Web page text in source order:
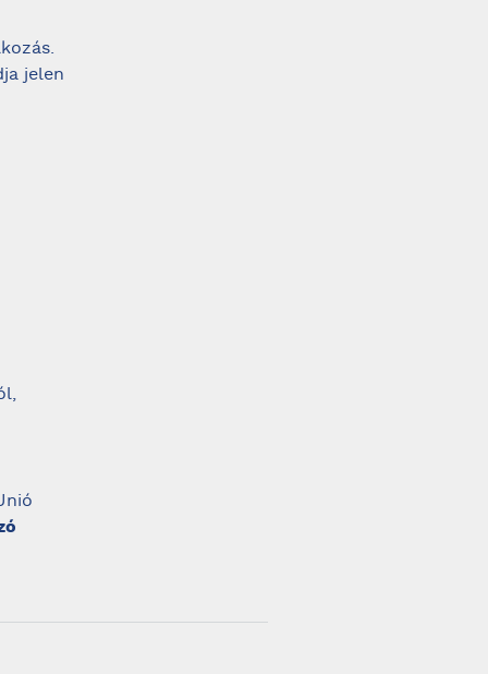
jelen